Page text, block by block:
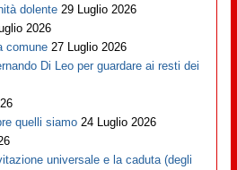
dolente 29 Luglio 2026
2026
comune 27 Luglio 2026
Di Leo per guardare ai resti dei
quelli siamo 24 Luglio 2026
universale e la caduta (degli